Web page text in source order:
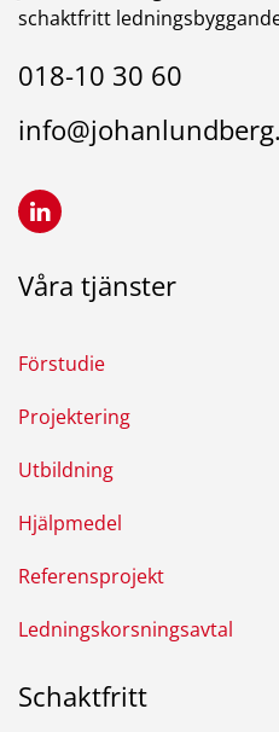
schaktfritt
018-10 30 60
Våra tjänster
Förstudie
Projektering
Utbildning
Hjälpmedel
Referensprojekt
Ledningskorsningsavtal
Schaktfritt